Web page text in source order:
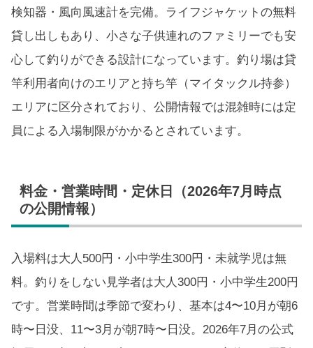
検知器・風向風速計を完備。ライフジャケットの無料
貸し出しもあり、小さな子供連れのファミリーでも安
心して釣りができる設計になっています。釣り場は貸
竿利用者向けのエリアと持ち竿（マイタックル持参）
エリアに区分されており、公開情報では混雑時には定
員による入場制限がかかるとされています。
料金・営業時間・定休日（2026年7月時点
の公開情報）
入場料は大人500円・小中学生300円・未就学児は無
料。釣りをしない見学者は大人300円・小中学生200円
です。営業時間は季節で変わり、基本は4〜10月が朝6
時〜日没、11〜3月が朝7時〜日没。2026年7月の公式